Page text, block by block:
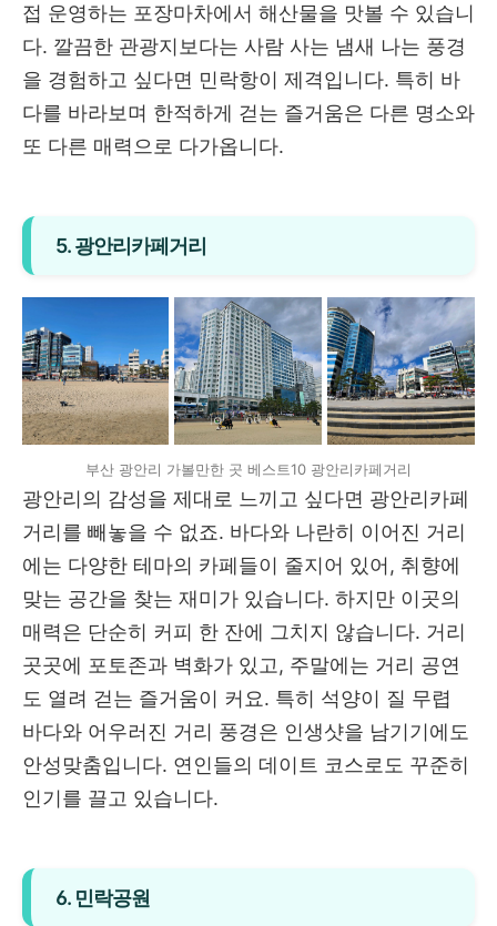
접 운영하는 포장마차에서 해산물을 맛볼 수 있습니
다. 깔끔한 관광지보다는 사람 사는 냄새 나는 풍경
을 경험하고 싶다면 민락항이 제격입니다. 특히 바
다를 바라보며 한적하게 걷는 즐거움은 다른 명소와
또 다른 매력으로 다가옵니다.
5. 광안리카페거리
부산 광안리 가볼만한 곳 베스트10 광안리카페거리
광안리의 감성을 제대로 느끼고 싶다면 광안리카페
거리를 빼놓을 수 없죠. 바다와 나란히 이어진 거리
에는 다양한 테마의 카페들이 줄지어 있어, 취향에
맞는 공간을 찾는 재미가 있습니다. 하지만 이곳의
매력은 단순히 커피 한 잔에 그치지 않습니다. 거리
곳곳에 포토존과 벽화가 있고, 주말에는 거리 공연
도 열려 걷는 즐거움이 커요. 특히 석양이 질 무렵
바다와 어우러진 거리 풍경은 인생샷을 남기기에도
안성맞춤입니다. 연인들의 데이트 코스로도 꾸준히
인기를 끌고 있습니다.
6. 민락공원